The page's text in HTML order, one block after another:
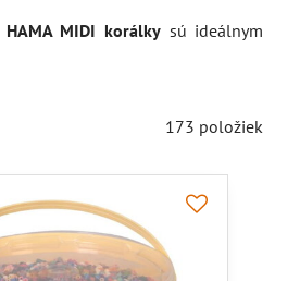
HAMA MIDI korálkysú ideálnym
173 položiek